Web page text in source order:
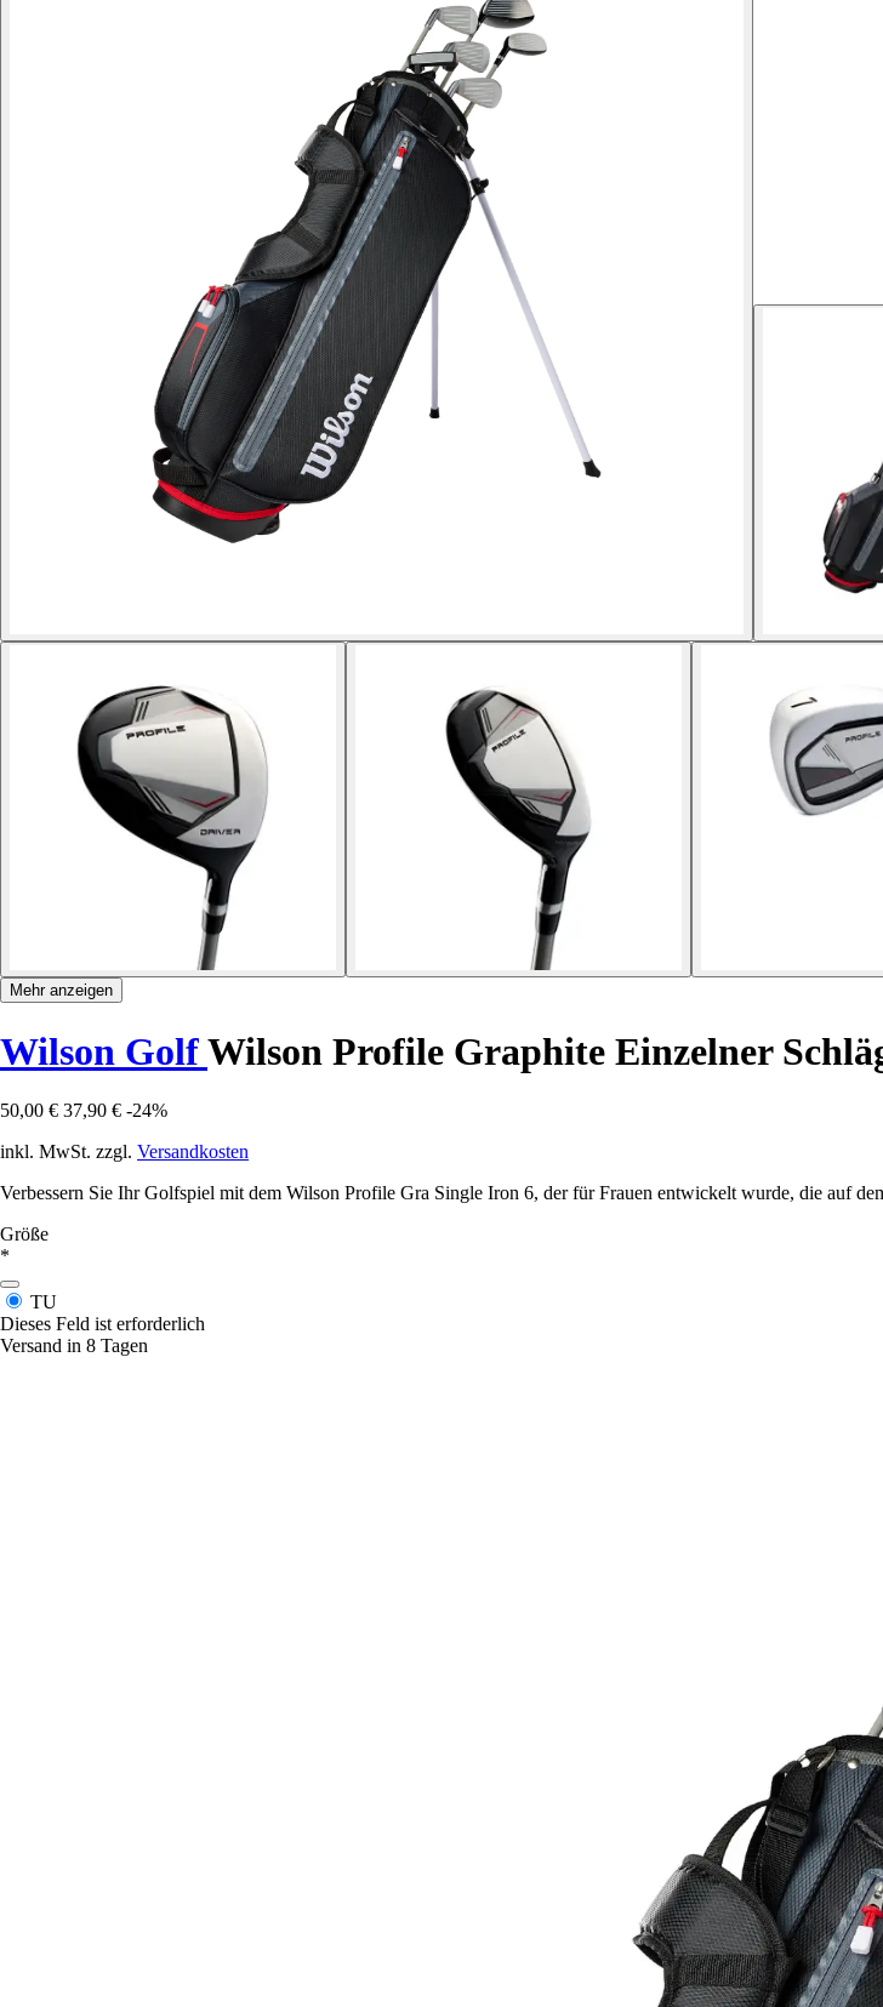
Mehr anzeigen
Wilson GolfWilson Profile Graphite Einzelner
50,00 € 37,90 € -24%
inkl. MwSt. zzgl. Versandkosten
Verbessern Sie Ihr Golfspiel mit dem Wilson Profile Gra Single Iron 6, der für Frauen entwickelt wurde, die auf
Größe
*
TU
Dieses Feld ist erforderlich
Versand in 8 Tagen